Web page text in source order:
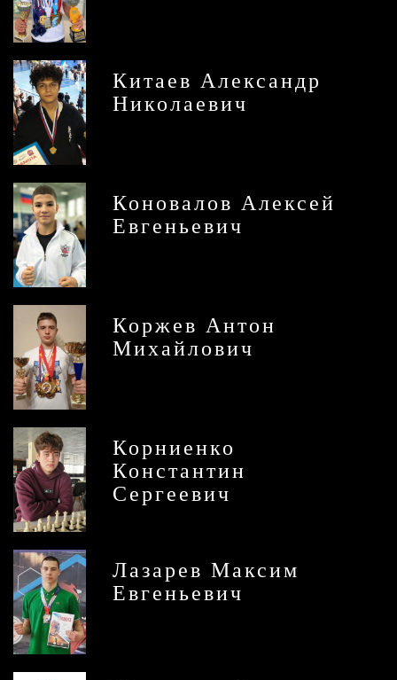
Китаев Александр
Николаевич
Коновалов Алексей
Евгеньевич
Коржев Антон
Михайлович
Корниенко
Константин
Сергеевич
Лазарев Максим
Евгеньевич